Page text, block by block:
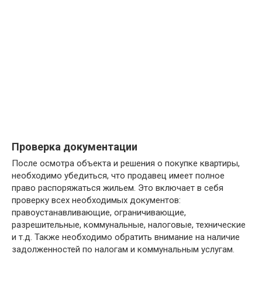
Проверка документации
После осмотра объекта и решения о покупке квартиры,
необходимо убедиться, что продавец имеет полное
право распоряжаться жильем. Это включает в себя
проверку всех необходимых документов:
правоустанавливающие, ограничивающие,
разрешительные, коммунальные, налоговые, технические
и т.д. Также необходимо обратить внимание на наличие
задолженностей по налогам и коммунальным услугам.